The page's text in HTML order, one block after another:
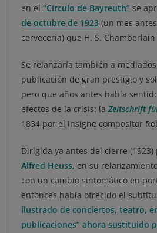
en el “Círculo de Bayreuth” se
de octubre de 1923 (un mes
cervecería) que H. S.
Se relanzaría también a
publicación de gran prestigio y
pero que años antes había
efectos de la crisis: la Zeitschrift
1834 por el insigne compositor
Dirigida ya antes del cierre
Alfred Heuss, en su
con un cambio sintomático en
entonces había ofrecido el
ilustrado de conciertos, teatro,
publicaciones” ahora sustituido